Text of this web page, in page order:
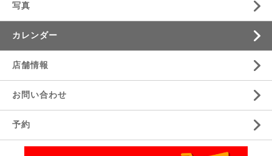
写真
カレンダー
店舗情報
お問い合わせ
予約